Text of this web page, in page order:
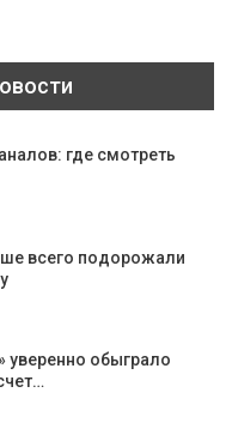
где смотреть
всего подорожали
уверенно обыграло